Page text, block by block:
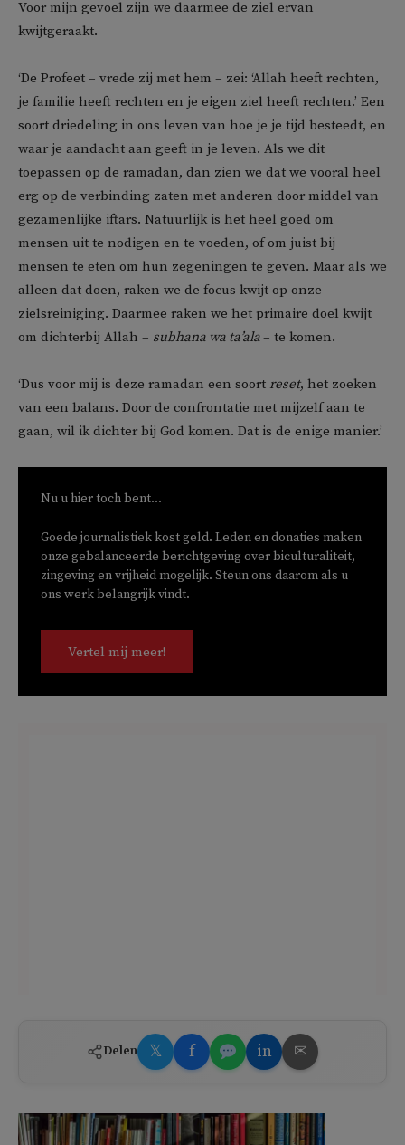
Voor mijn gevoel zijn we daarmee de ziel ervan
kwijtgeraakt.
‘De Profeet – vrede zij met hem – zei: ‘Allah heeft rechten,
je familie heeft rechten en je eigen ziel heeft rechten.’ Een
soort driedeling in ons leven van hoe je je tijd besteedt, en
waar je aandacht aan geeft in je leven. Als we dit
toepassen op de ramadan, dan zien we dat we vooral heel
erg op de verbinding zaten met anderen door middel van
gezamenlijke iftars. Natuurlijk is het heel goed om
mensen uit te nodigen en te voeden, of om juist bij
mensen te eten om hun zegeningen te geven. Maar als we
alleen dat doen, raken we de focus kwijt op onze
zielsreiniging. Daarmee raken we het primaire doel kwijt
om dichterbij Allah – subhana wa ta’ala– te komen.
‘Dus voor mij is deze ramadan een soort reset, het zoeken
van een balans. Door de confrontatie met mijzelf aan te
gaan, wil ik dichter bij God komen. Dat is de enige manier.’
Nu u hier toch bent...
Goede journalistiek kost geld. Leden en donaties maken
onze gebalanceerde berichtgeving over biculturaliteit,
zingeving en vrijheid mogelijk. Steun ons daarom als u
ons werk belangrijk vindt.
Vertel mij meer!
Delen 𝕏 f in ✉